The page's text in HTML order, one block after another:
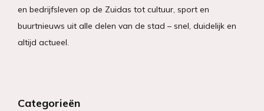
en bedrijfsleven op de Zuidas tot cultuur, sport en
buurtnieuws uit alle delen van de stad – snel, duidelijk en
altijd actueel.
Categorieën